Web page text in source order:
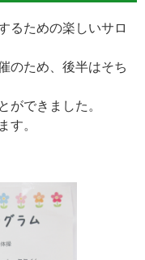
るための楽しいサロ
のため、後半はそち
ができました。
す。